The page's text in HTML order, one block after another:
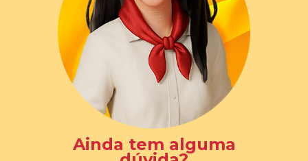
Ainda tem alguma